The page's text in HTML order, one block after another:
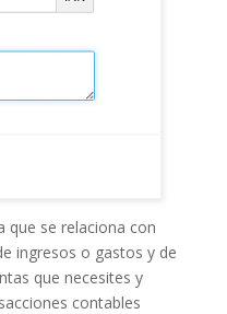
que se relaciona con
ingresos o gastos y de
que necesites y
contables